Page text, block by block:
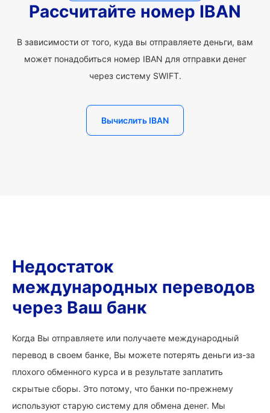
Рассчитайте номер IBAN
В зависимости от того, куда вы отправляете деньги, вам
может понадобиться номер IBAN для отправки денег
через систему SWIFT.
Вычислить IBAN
Недостаток
международных переводов
через Ваш банк
Когда Вы отправляете или получаете международный
перевод в своем банке, Вы можете потерять деньги из-за
плохого обменного курса и в результате заплатить
скрытые сборы. Это потому, что банки по-прежнему
используют старую систему для обмена денег. Мы